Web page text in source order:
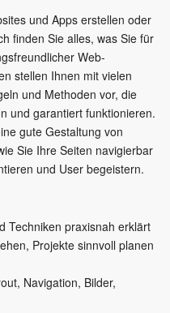
und Apps erstellen oder
finden Sie alles, was Sie für
Web-
stellen Ihnen mit vielen
und Methoden vor, die
und garantiert funktionieren.
gute Gestaltung von
Sie Ihre Seiten navigierbar
und User begeistern.
Techniken praxisnah erklärt
Projekte sinnvoll planen
Navigation, Bilder,